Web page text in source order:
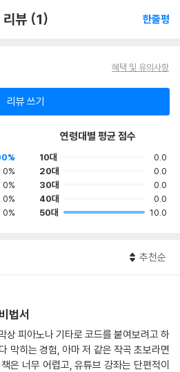
리뷰 (1) 한줄평
혜택 및 유의사항
리뷰 쓰기
0%
0%
0%
0%
연령대별 평균 점수
10대
0.0
20대
0.0
30대
0.0
40대
0.0
50대
10.0
추천순
법서
상 피아노나 기타로 코드를 붙여보려고 하
히는 경험, 아마 저 같은 작곡 초보라면
은 너무 어렵고, 유튜브 강좌는 단편적이